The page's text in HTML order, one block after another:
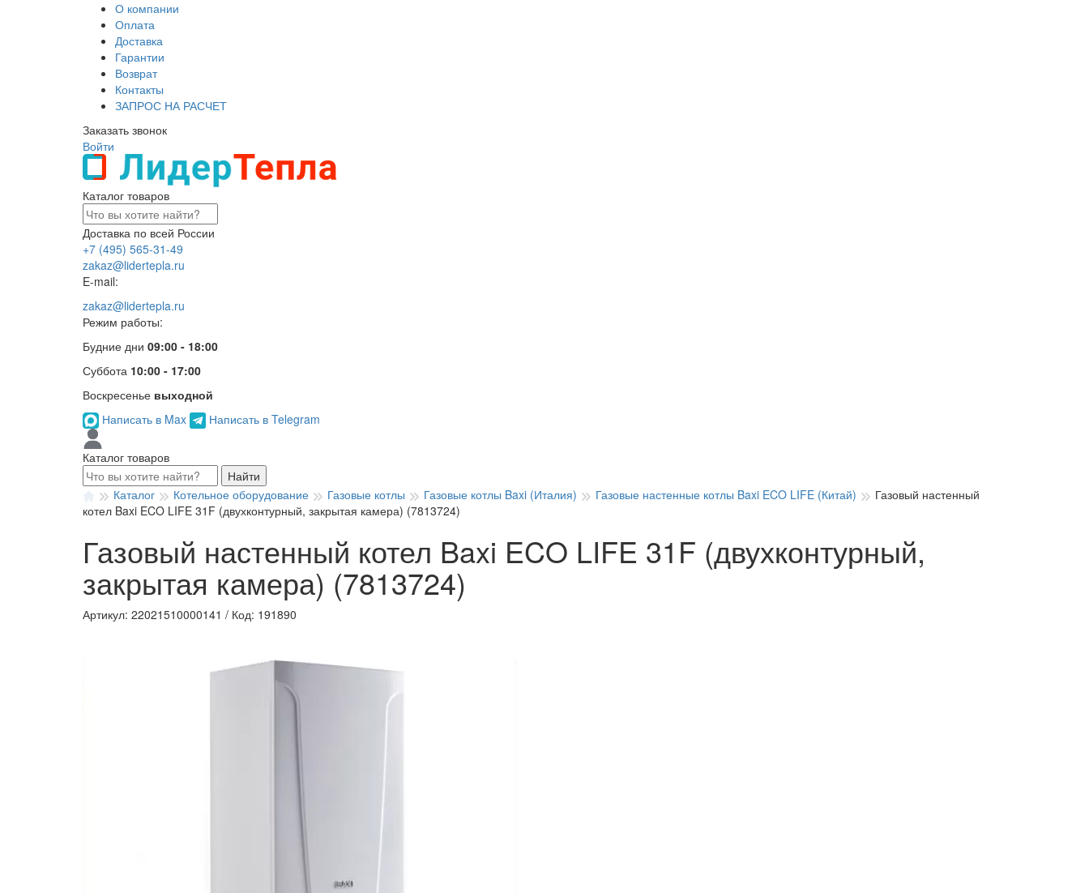
О компании
Оплата
Доставка
Гарантии
Возврат
Контакты
ЗАПРОС НА РАСЧЕТ
Заказать звонок
Войти
Каталог товаров
Доставка по всей России
+7 (495) 565-31-49
zakaz@lidertepla.ru
E-mail:
zakaz@lidertepla.ru
Режим работы:
Будние дни 09:00 - 18:00
Суббота 10:00 - 17:00
Воскресенье выходной
Написать в Max
Написать в Telegram
Каталог товаров
Найти
Каталог
Котельное оборудование Газовые котлы Газовые котлы Baxi (Италия) Газовые настенные котлы Baxi ECO LIFE (Китай)
Газовый настенный
котел Baxi ECO LIFE 31F (двухконтурный, закрытая камера) (7813724)
Газовый настенный котел Baxi ECO LIFE 31F (двухконтурный,
закрытая камера) (7813724)
Артикул: 22021510000141 / Код: 191890